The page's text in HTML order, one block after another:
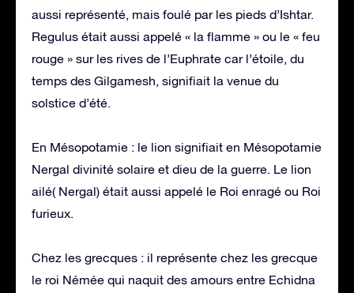
aussi représenté, mais foulé par les pieds d’Ishtar.
Regulus était aussi appelé « la flamme » ou le « feu
rouge » sur les rives de l’Euphrate car l’étoile, du
temps des Gilgamesh, signifiait la venue du
solstice d’été.
En Mésopotamie : le lion signifiait en Mésopotamie
Nergal divinité solaire et dieu de la guerre. Le lion
ailé( Nergal) était aussi appelé le Roi enragé ou Roi
furieux.
Chez les grecques : il représente chez les grecque
le roi Némée qui naquit des amours entre Echidna